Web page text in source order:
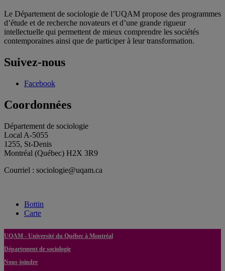
Le Département de sociologie de l’UQAM propose des programmes
d’étude et de recherche novateurs et d’une grande rigueur
intellectuelle qui permettent de mieux comprendre les sociétés
contemporaines ainsi que de participer à leur transformation.
Suivez-nous
Facebook
Coordonnées
Département de sociologie
Local A-5055
1255, St-Denis
Montréal (Québec) H2X 3R9
Courriel : sociologie@uqam.ca
Bottin
Carte
UQAM - Université du Québec à Montréal
Département de sociologie
Nous joindre